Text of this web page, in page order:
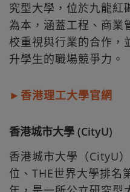
究型大學，位於九龍紅
為本，涵蓋工程、商業
校重視與行業的合作，
升學生的職場競爭力。
►香港理工大學官網
香港城市大學 (CityU)
香港城市大學（CityU
位、THE世界大學排名